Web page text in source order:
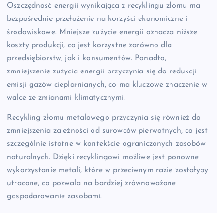
Oszczędność energii wynikająca z recyklingu złomu ma
bezpośrednie przełożenie na korzyści ekonomiczne i
środowiskowe. Mniejsze zużycie energii oznacza niższe
koszty produkcji, co jest korzystne zarówno dla
przedsiębiorstw, jak i konsumentów. Ponadto,
zmniejszenie zużycia energii przyczynia się do redukcji
emisji gazów cieplarnianych, co ma kluczowe znaczenie w
walce ze zmianami klimatycznymi.
Recykling złomu metalowego przyczynia się również do
zmniejszenia zależności od surowców pierwotnych, co jest
szczególnie istotne w kontekście ograniczonych zasobów
naturalnych. Dzięki recyklingowi możliwe jest ponowne
wykorzystanie metali, które w przeciwnym razie zostałyby
utracone, co pozwala na bardziej zrównoważone
gospodarowanie zasobami.